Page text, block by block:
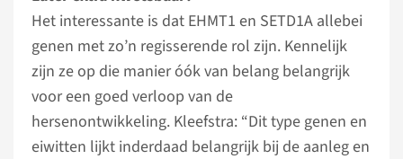
Het interessante is dat EHMT1 en SETD1A allebei
genen met zo’n regisserende rol zijn. Kennelijk
zijn ze op die manier óók van belang belangrijk
voor een goed verloop van de
hersenontwikkeling. Kleefstra: “Dit type genen en
eiwitten lijkt inderdaad belangrijk bij de aanleg en